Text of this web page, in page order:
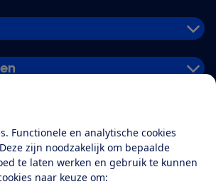
Functionele en analytische cookies
zijn noodzakelijk om bepaalde
te laten werken en gebruik te kunnen
naar keuze om:
Alles over de